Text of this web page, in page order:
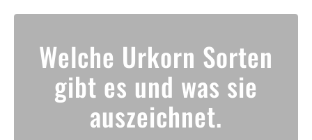
Welche Urkorn Sorten
gibt es und was sie
auszeichnet.